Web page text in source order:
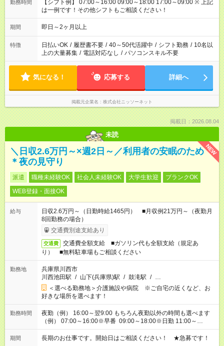
勤務時間
【シフト例】 07:00～16:00 09:00～18:00 17:00～09:00 ※ 上記
は一例です！その他シフトもご相談ください！
期間 即日～2ヶ月以上
特徴 日払いOK / 履歴書不要 / 40～50代活躍中 / シフト勤務 / 10名以
上の大量募集 / 電話対応なし / パソコンスキル不要
気になる！ 応募する 詳細へ
掲載元企業名 株式会社ニッソーネット
掲載日：2026.08.04
未読
NEW
＼日収2.6万円～×週2日～／利用者の安眠のため
＊夜の見守り
派遣 職種未経験OK 社会人未経験OK 大学生歓迎
ブランクOK
WEB登録・面接OK
給与
日収2.6万円～（日勤時給1465円） ■月収例21万円～（夜勤月
8回勤務の場合）
交通費別途支給あり
交通費
交通費全額支給 ■ガソリン代も全額支給（規定あ
り） ■無料駐車場もご相談ください
勤務地
兵庫県川西市
川西池田駅 / 山下(兵庫県)駅 / 鼓滝駅 / …
＜選べる勤務地＞介護施設や病院 ※ご自宅の近くなど、お
好きな場所を選べます！
勤務時間
夜勤（例） 16:00～翌9:00 もちろん夜勤以外の時間も選べます
（例） 07:00～16:00※早番 09:00～18:00※日勤 11:00～
20:00※遅番 ※時間は、固定・選べる施設もあるので、ご希望が
あれば調整できます！ ※シフト制。勤務地により実働時間が異
期間 長期のお仕事です。開始日はご相談ください！ ★急募です！